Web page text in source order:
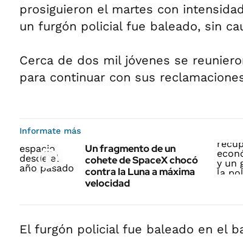
prosiguieron el martes con
un furgón policial fue baleado, sin
Cerca de dos mil jóvenes se
para continuar con sus
Informate más
Un fragmento de un
cohete de SpaceX chocó
contra la Luna a máxima
velocidad
El furgón policial fue baleado en el